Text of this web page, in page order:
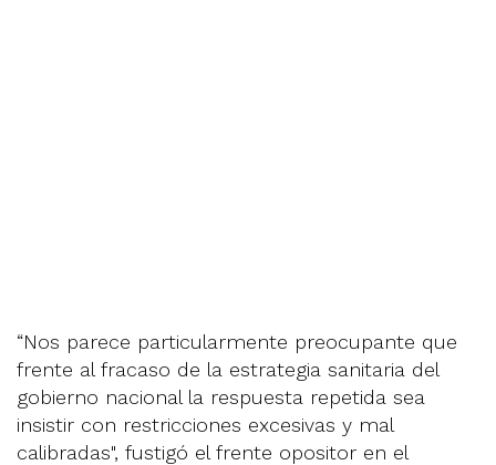
“Nos parece particularmente preocupante que
frente al fracaso de la estrategia sanitaria del
gobierno nacional la respuesta repetida sea
insistir con restricciones excesivas y mal
calibradas", fustigó el frente opositor en el